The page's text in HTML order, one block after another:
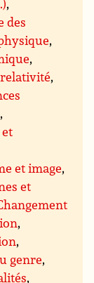
des
,
,
,
,
et image,
et
,
,
genre,
,